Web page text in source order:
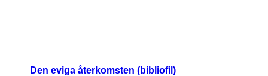
Den eviga återkomsten (bibliofil)